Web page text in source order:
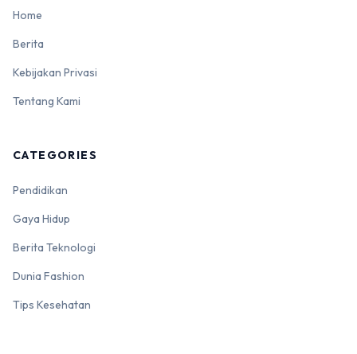
Home
Berita
Kebijakan Privasi
Tentang Kami
CATEGORIES
Pendidikan
Gaya Hidup
Berita Teknologi
Dunia Fashion
Tips Kesehatan